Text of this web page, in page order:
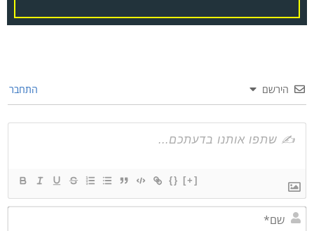
הירשם התחבר
{}